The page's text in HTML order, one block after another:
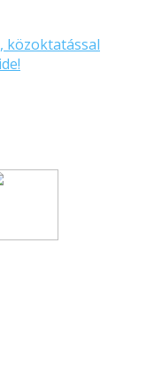
közoktatással